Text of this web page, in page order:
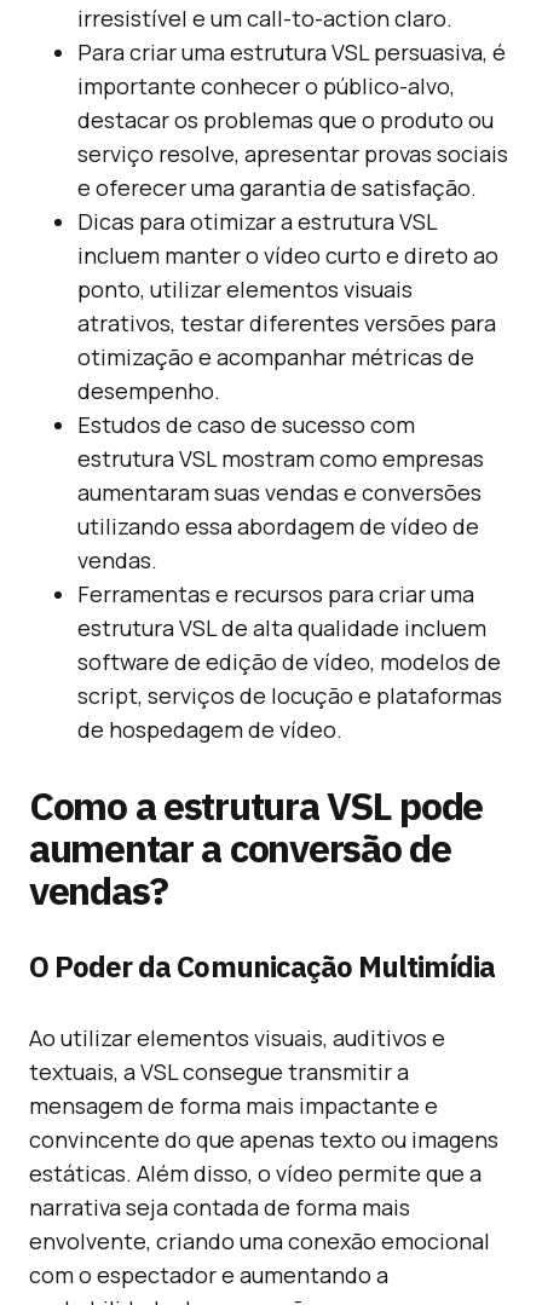
irresistível e um call-to-action claro.
Para criar uma estrutura VSL persuasiva, é
importante conhecer o público-alvo,
destacar os problemas que o produto ou
serviço resolve, apresentar provas sociais
e oferecer uma garantia de satisfação.
Dicas para otimizar a estrutura VSL
incluem manter o vídeo curto e direto ao
ponto, utilizar elementos visuais
atrativos, testar diferentes versões para
otimização e acompanhar métricas de
desempenho.
Estudos de caso de sucesso com
estrutura VSL mostram como empresas
aumentaram suas vendas e conversões
utilizando essa abordagem de vídeo de
vendas.
Ferramentas e recursos para criar uma
estrutura VSL de alta qualidade incluem
software de edição de vídeo, modelos de
script, serviços de locução e plataformas
de hospedagem de vídeo.
Como a estrutura VSL pode
aumentar a conversão de
vendas?
O Poder da Comunicação Multimídia
Ao utilizar elementos visuais, auditivos e
textuais, a VSL consegue transmitir a
mensagem de forma mais impactante e
convincente do que apenas texto ou imagens
estáticas. Além disso, o vídeo permite que a
narrativa seja contada de forma mais
envolvente, criando uma conexão emocional
com o espectador e aumentando a